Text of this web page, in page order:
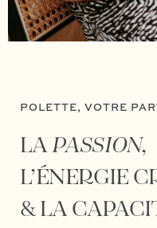
POLETTE, VOTRE
LAPASSION,
L’ÉNERGIE
& LA